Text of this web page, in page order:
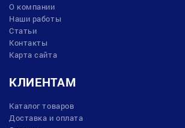
О компании
Наши работы
Статьи
Контакты
Карта сайта
КЛИЕНТАМ
Каталог товаров
Доставка и оплата